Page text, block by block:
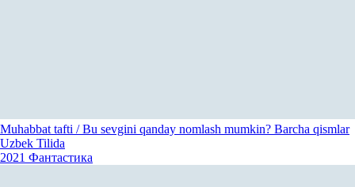
Muhabbat tafti / Bu sevgini qanday nomlash mumkin? Barcha qismlar
Uzbek Tilida
2021 Фантастика